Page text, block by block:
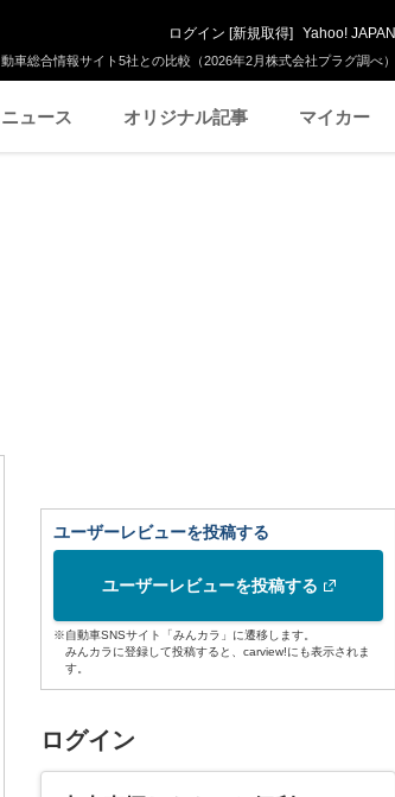
車総合情報サイト5社との比較（2026年2月株式会社プラグ調べ）
ログイン [新規取得] Yahoo! JAPAN
ニュース オリジナル記事 マイカー
ユーザーレビューを投稿する
ユーザーレビューを投稿する
※自動車SNSサイト「みんカラ」に遷移します。
みんカラに登録して投稿すると、carview!にも表示されま
す。
ログイン